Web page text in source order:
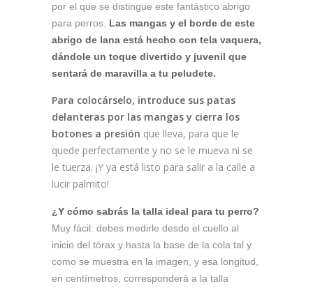
por el que se distingue este fantástico abrigo
para perros. Las mangas y el borde de este
abrigo de lana está hecho con tela vaquera,
dándole un toque divertido y juvenil que
sentará de maravilla a tu peludete.
Para colocárselo, introduce sus patas
delanteras por las mangas y cierra los
botones a presión que lleva, para que le
quede perfectamente y no se le mueva ni se
le tuerza. ¡Y ya está listo para salir a la calle a
lucir palmito!
¿Y cómo sabrás la talla ideal para tu perro?
Muy fácil: debes medirle desde el cuello al
inicio del tórax y hasta la base de la cola tal y
como se muestra en la imagen, y esa longitud,
en centímetros, corresponderá a la talla